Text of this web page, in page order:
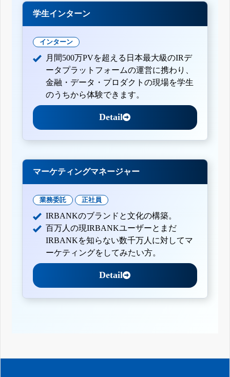
学生インターン
インターン
月間500万PVを超える日本最大級のIRデ
ータプラットフォームの運営に携わり、
金融・データ・プロダクトの現場を学生
のうちから体験できます。
Detail
マーケティングマネージャー
業務委託 正社員
IRBANKのブランドと文化の構築。
百万人の現IRBANKユーザーとまだ
IRBANKを知らない数千万人に対してマ
ーケティングをしてみたい方。
Detail